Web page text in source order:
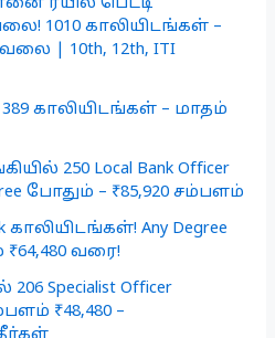
1010 காலியிடங்கள் –
| 10th, 12th, ITI
காலியிடங்கள் – மாதம்
250 Local Bank Officer
போதும் – ₹85,920 சம்பளம்
காலியிடங்கள்! Any Degree
வரை!
Specialist Officer
₹48,480 –